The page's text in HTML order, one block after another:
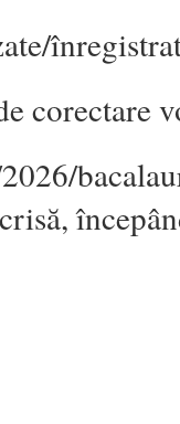
corectare